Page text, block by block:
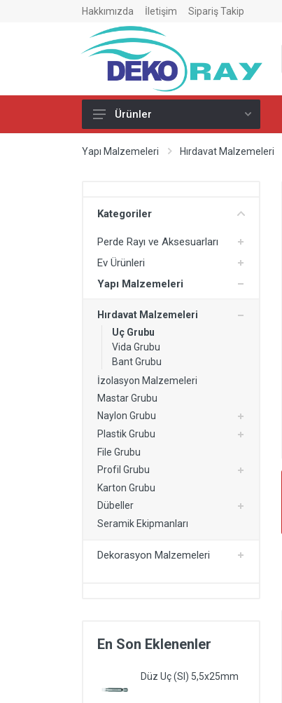
Hakkımızda İletişim Sipariş Takip
Perde Rayı ve Aksesuarları
Perde Rayı Montaj Ürünleri
Ev Ürünleri
Yapı Malzemeleri
Kartonpiyer Modelleri
Ürünler
Yapı Malzemeleri Hırdavat Malzemeleri
Kategoriler
Perde Rayı ve Aksesuarları
Ev Ürünleri
Yapı Malzemeleri
Hırdavat Malzemeleri
Uç Grubu
Vida Grubu
Bant Grubu
İzolasyon Malzemeleri
Mastar Grubu
Naylon Grubu
Plastik Grubu
File Grubu
Profil Grubu
Karton Grubu
Dübeller
Seramik Ekipmanları
Dekorasyon Malzemeleri
En Son Eklenenler
Düz Uç (Sl) 5,5x25mm